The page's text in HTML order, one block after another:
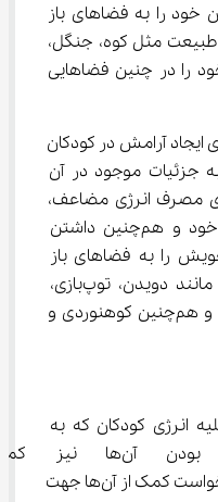
خود را به فضاهای باز
شهربازی و هم‌چنین طبیعت مثل کوه، جنگل،
را در چنین فضاهایی
آرامش در کودکان
با توجه به جزئیات موجود در آن
مصرف انرژی مضاعف،
تخلیه استرس و هیجان کودک خود و هم‌چنین داشتن
را به فضاهای باز
ببرید و آن‌ها را به فعالیت‌هایی مانند دویدن، توپ‌بازی،
دوچرخه‌سواری، بازی با شن‌ و آب و هم‌چنین کوهنوردی و
انرژی کودکان که به
مسئولیت‌پذیری و منظم
می‌کند، تشویق کودکان و حتی درخواست کمک از آن‌ها جهت